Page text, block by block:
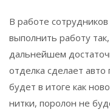
В работе
выполнить работу
дальнейшем
отделка сделает
будет в итоге как
нитки, поролон не